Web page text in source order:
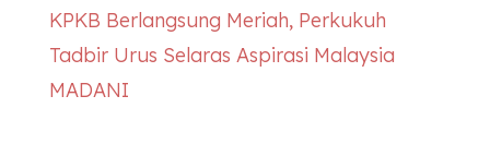
KPKB Berlangsung Meriah, Perkukuh
Tadbir Urus Selaras Aspirasi Malaysia
MADANI